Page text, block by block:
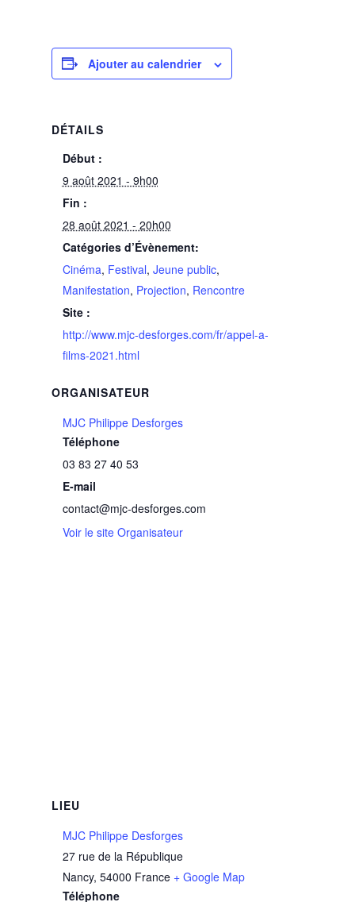
Ajouter au calendrier
DÉTAILS
Début :
9 août 2021 - 9h00
Fin :
28 août 2021 - 20h00
Catégories d’Évènement:
Cinéma, Festival, Jeune public,
Manifestation, Projection, Rencontre
Site :
http://www.mjc-desforges.com/fr/appel-a-
films-2021.html
ORGANISATEUR
MJC Philippe Desforges
Téléphone
03 83 27 40 53
E-mail
contact@mjc-desforges.com
Voir le site Organisateur
LIEU
MJC Philippe Desforges
27 rue de la République
Nancy, 54000 France + Google Map
Téléphone